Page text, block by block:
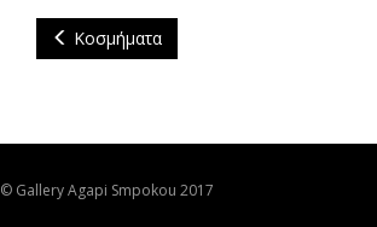
Κοσμήματα
© Gallery Agapi Smpokou 2017